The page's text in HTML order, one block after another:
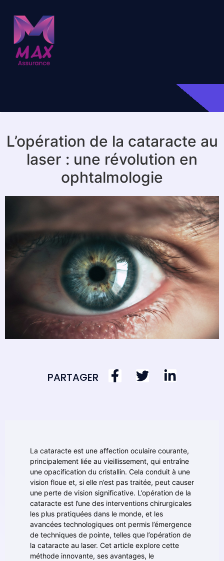
L’opération de la cataracte au
laser : une révolution en
ophtalmologie
PARTAGER
La cataracte est une affection oculaire courante,
principalement liée au vieillissement, qui entraîne
une opacification du cristallin. Cela conduit à une
vision floue et, si elle n’est pas traitée, peut causer
une perte de vision significative. L’opération de la
cataracte est l’une des interventions chirurgicales
les plus pratiquées dans le monde, et les
avancées technologiques ont permis l’émergence
de techniques de pointe, telles que l’opération de
la cataracte au laser. Cet article explore cette
méthode innovante, ses avantages, le